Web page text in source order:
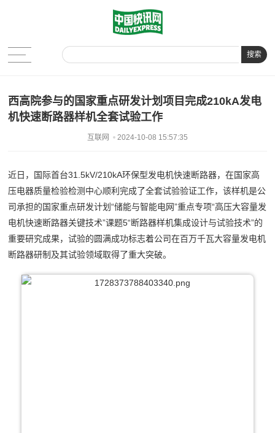
搜索
西高院参与的国家重点研发计划项目完成210kA发电
机快速断路器样机全套试验工作
互联网 2024-10-08 15:57:35
近日，国际首台31.5kV/210kA环保型发电机快速断路器，在国家高
压电器质量检验检测中心顺利完成了全套试验验证工作，该样机是公
司承担的国家重点研发计划“储能与智能电网”重点专项“高压大容量发
电机快速断路器关键技术”课题5“断路器样机集成设计与试验技术”的
重要研究成果，试验的圆满成功标志着公司在百万千瓦大容量发电机
断路器研制及其试验领域取得了重大突破。